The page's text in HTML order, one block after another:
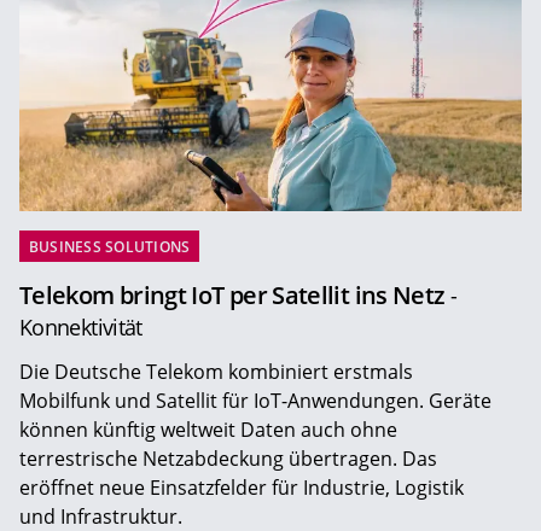
BUSINESS SOLUTIONS
Telekom bringt IoT per Satellit ins Netz -
Konnektivität
Die Deutsche Telekom kombiniert erstmals
Mobilfunk und Satellit für IoT-Anwendungen. Geräte
können künftig weltweit Daten auch ohne
terrestrische Netzabdeckung übertragen. Das
eröffnet neue Einsatzfelder für Industrie, Logistik
und Infrastruktur.